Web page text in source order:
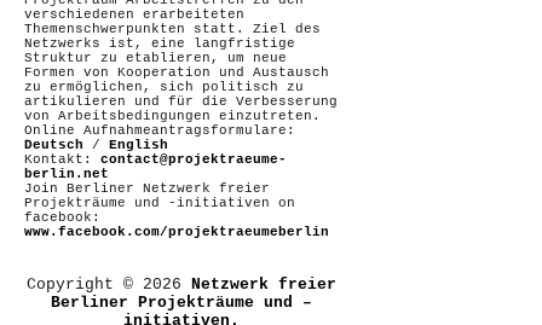
verschiedenen erarbeiteten
Themenschwerpunkten statt. Ziel des
Netzwerks ist, eine langfristige
Struktur zu etablieren, um neue
Formen von Kooperation und Austausch
zu ermöglichen, sich politisch zu
artikulieren und für die Verbesserung
von Arbeitsbedingungen einzutreten.
Online Aufnahmeantragsformulare:
Deutsch / English
Kontakt: contact@projektraeume-
berlin.net
Join Berliner Netzwerk freier
Projekträume und -initiativen on
facebook:
www.facebook.com/projektraeumeberlin
Copyright © 2026 Netzwerk freier
Berliner Projekträume und –
initiativen.